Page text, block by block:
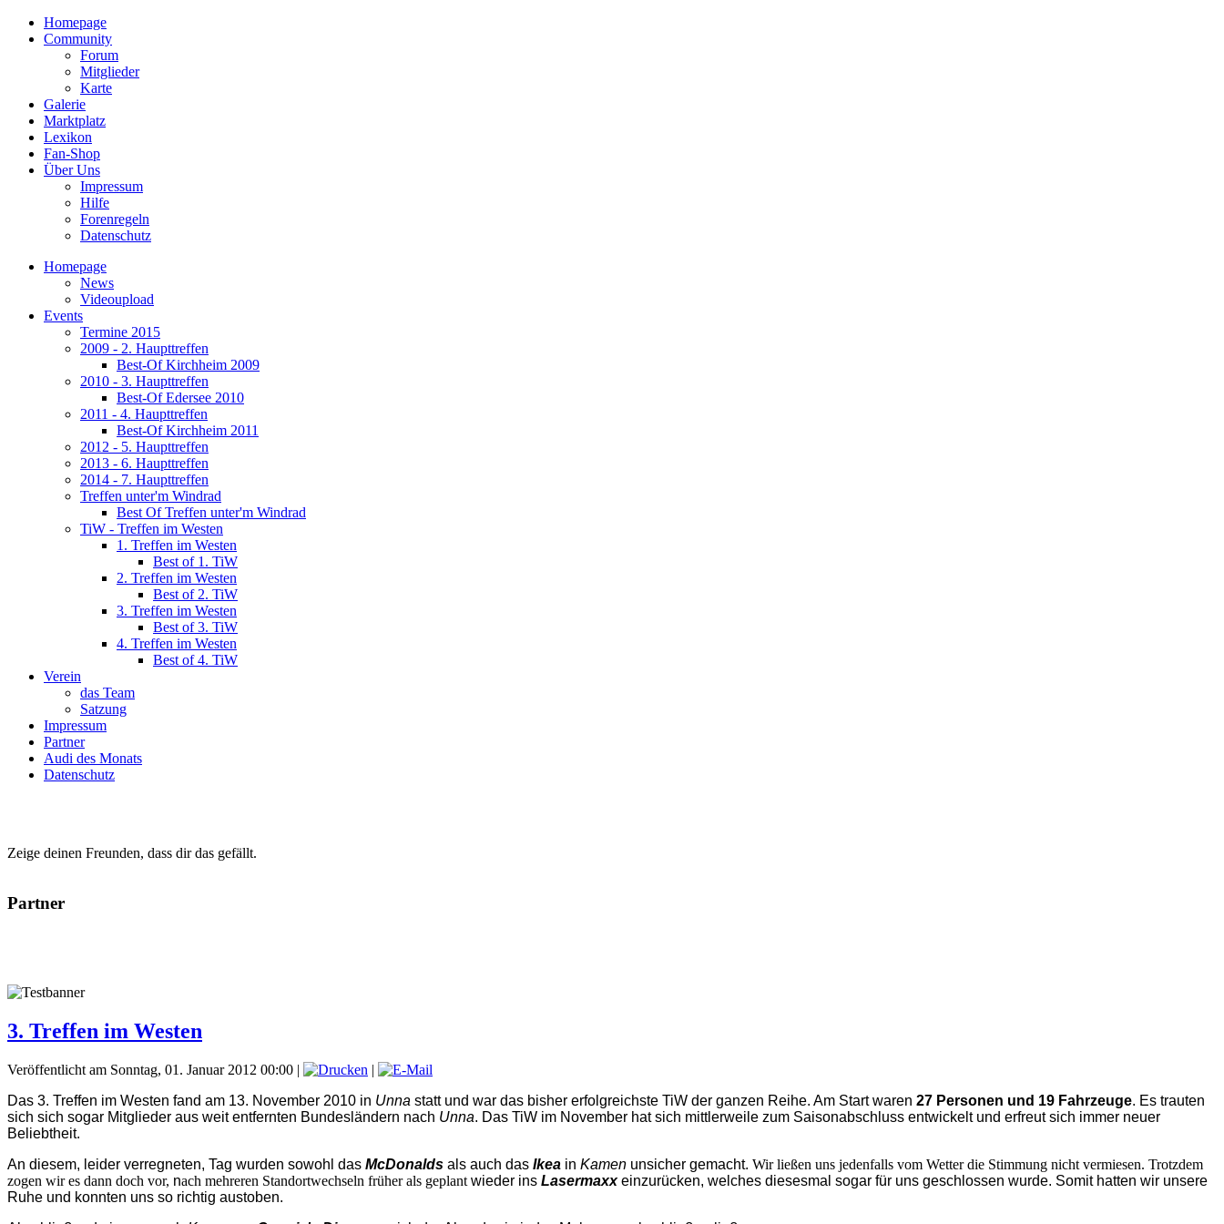
Homepage
Community
Forum
Mitglieder
Karte
Galerie
Marktplatz
Lexikon
Fan-Shop
Über Uns
Impressum
Hilfe
Forenregeln
Datenschutz
Homepage
News
Videoupload
Events
Termine 2015
2009 - 2. Haupttreffen
Best-Of Kirchheim 2009
2010 - 3. Haupttreffen
Best-Of Edersee 2010
2011 - 4. Haupttreffen
Best-Of Kirchheim 2011
2012 - 5. Haupttreffen
2013 - 6. Haupttreffen
2014 - 7. Haupttreffen
Treffen unter'm Windrad
Best Of Treffen unter'm Windrad
TiW - Treffen im Westen
1. Treffen im Westen
Best of 1. TiW
2. Treffen im Westen
Best of 2. TiW
3. Treffen im Westen
Best of 3. TiW
4. Treffen im Westen
Best of 4. TiW
Verein
das Team
Satzung
Impressum
Partner
Audi des Monats
Datenschutz
Zeige deinen Freunden, dass dir das gefällt.
Partner
3. Treffen im Westen
Veröffentlicht am Sonntag, 01. Januar 2012 00:00 |
|
Das 3. Treffen im Westen fand am 13. November 2010 in Unna statt und war das bisher erfolgreichste TiW der ganzen Reihe. Am Start waren 27 Personen und 19 Fahrzeuge. Es trauten
sich sich sogar Mitglieder aus weit entfernten Bundesländern nach Unna. Das TiW im November hat sich mittlerweile zum Saisonabschluss entwickelt und erfreut sich immer neuer
Beliebtheit.
An diesem, leider verregneten, Tag wurden sowohl das McDonalds als auch das Ikea in Kamen unsicher gemacht. Wir ließen uns jedenfalls vom Wetter die Stimmung nicht vermiesen. Trotzdem
zogen wir es dann doch vor, nach mehreren Standortwechseln früher als geplant wieder ins Lasermaxxeinzurücken, welches diesesmal sogar für uns geschlossen wurde. Somit hatten wir unsere
Ruhe und konnten uns so richtig austoben.